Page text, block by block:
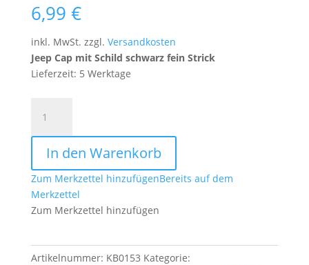
6,99 €
inkl. MwSt. zzgl. Versandkosten
Jeep Cap mit Schild schwarz fein Strick
Lieferzeit: 5 Werktage
Cap
mit
Schild
schwarz
Menge
In den Warenkorb
Zum Merkzettel hinzufügenBereits auf dem
Merkzettel
Zum Merkzettel hinzufügen
Artikelnummer: KB0153 Kategorie: